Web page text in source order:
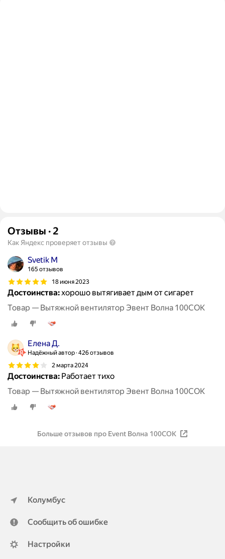
Отзывы · 2
Как Яндекс проверяет отзывы
Svetik M
165 отзывов
18 июня 2023
Достоинства:хорошо вытягивает дым от сигарет
Товар — Вытяжной вентилятор Эвент Волна 100СОК
Елена Д.
Надёжный автор 426 отзывов
2 марта 2024
Достоинства: Работает тихо
Товар — Вытяжной вентилятор Эвент Волна 100СОК
Больше отзывов про Event Волна 100СОК
Колумбус
Сообщить об ошибке
Настройки